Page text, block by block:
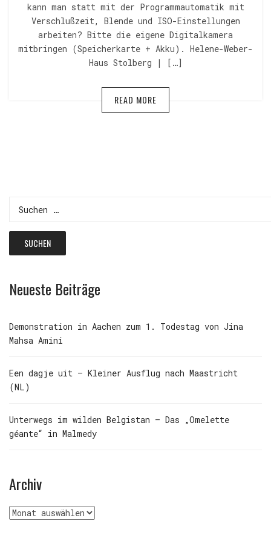
kann man statt mit der Programmautomatik mit
Verschlußzeit, Blende und ISO-Einstellungen
arbeiten? Bitte die eigene Digitalkamera
mitbringen (Speicherkarte + Akku). Helene-Weber-
Haus Stolberg | […]
READ MORE
Suchen
Neueste Beiträge
Demonstration in Aachen zum 1. Todestag von Jina
Mahsa Amini
Een dagje uit – Kleiner Ausflug nach Maastricht
(NL)
Unterwegs im wilden Belgistan – Das „Omelette
géante“ in Malmedy
Archiv
Archiv